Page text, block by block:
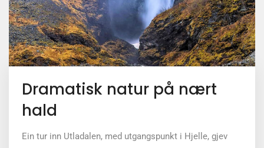
Dramatisk natur på nært
hald
Ein tur inn Utladalen, med utgangspunkt i Hjelle, gjev